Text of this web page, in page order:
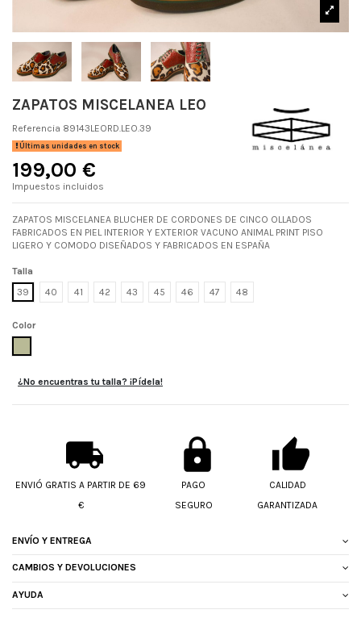
ZAPATOS MISCELANEA LEO
Referencia 89143LEORD.LEO.39
Últimas unidades en stock
199,00 €
Impuestos incluidos
ZAPATOS MISCELANEA BLUCHER DE CORDONES DE CINCO OLLADOS
FABRICADOS EN PIEL INTERIOR Y EXTERIOR VACUNO ANIMAL PRINT PISO
LIGERO Y COMODO DISEÑADOS Y FABRICADOS EN ESPAÑA
Talla
39
40 41 42 43 45 46 47 48
Color
¿No encuentras tu talla? ¡Pídela!
ENVIÓ GRATIS A PARTIR DE 69
€
PAGO
SEGURO
CALIDAD
GARANTIZADA
ENVÍO Y ENTREGA
CAMBIOS Y DEVOLUCIONES
AYUDA